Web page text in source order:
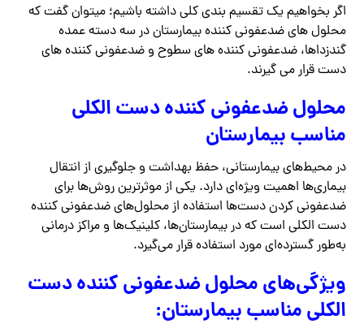
اگر بخواهیم یک تقسیم بندی کلی داشته باشیم؛ میتوان گفت که
محلول های ضدعفونی کننده بیمارستان در سه دسته عمده
گندزداها، ضدعفونی کننده های سطوح و ضدعفونی کننده های
دست قرار می گیرند.
محلول ضدعفونی کننده دست الکلی
مناسب بیمارستان
در محیط‌های بیمارستانی، حفظ بهداشت و جلوگیری از انتقال
بیماری‌ها اهمیت ویژه‌ای دارد. یکی از موثرترین روش‌ها برای
ضدعفونی کردن دست‌ها استفاده از محلول‌های ضدعفونی کننده
دست الکلی است که در بیمارستان‌ها، کلینیک‌ها و مراکز درمانی
به‌طور گسترده‌ای مورد استفاده قرار می‌گیرد.
ویژگی‌های محلول ضدعفونی کننده دست
الکلی مناسب بیمارستان: